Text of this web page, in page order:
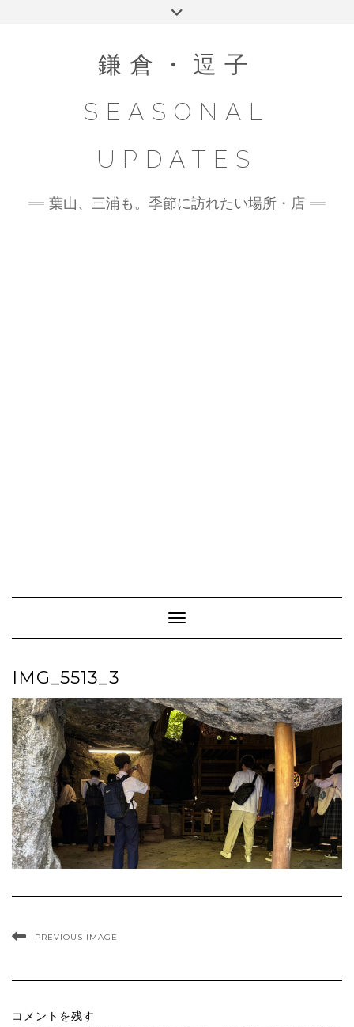
鎌倉・逗子
SEASONAL
UPDATES
葉山、三浦も。季節に訪れたい場所・店
Toggle Navigation
IMG_5513_3
PREVIOUS IMAGE
コメントを残す